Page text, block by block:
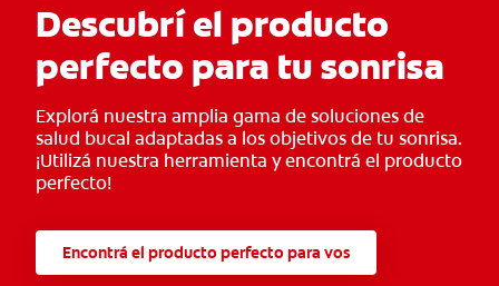
Descubrí el producto
perfecto para tu sonrisa
Explorá nuestra amplia gama de soluciones de
salud bucal adaptadas a los objetivos de tu sonrisa.
¡Utilizá nuestra herramienta y encontrá el producto
perfecto!
Encontrá el producto perfecto para vos